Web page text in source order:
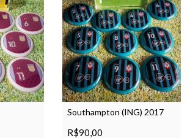
Southampton (ING) 2017
R$90,00